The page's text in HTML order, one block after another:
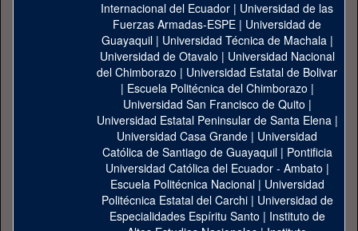
Internacional del Ecuador | Universidad de las
Fuerzas Armadas-ESPE | Universidad de
Guayaquil| Universidad Técnica de Machala|
Universidad de Otavalo | Universidad Nacional
del Chimborazo | Universidad Estatal de Bolivar
| Escuela Politécnica del Chimborazo |
Universidad San Francisco de Quito |
Universidad Estatal Peninsular de Santa Elena|
Universidad Casa Grande | Universidad
Católica de Santiago de Guayaquil| Pontificia
Universidad Católica del Ecuador - Ambato |
Escuela Politécnica Nacional| Universidad
Politécnica Estatal del Carchi| Universidad de
Especialidades Espíritu Santo | Instituto de